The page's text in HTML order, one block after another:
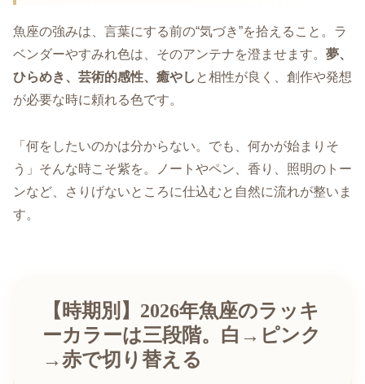
魚座の強みは、言葉にする前の“気づき”を拾えること。ラ
ベンダーやすみれ色は、そのアンテナを澄ませます。 夢、
ひらめき、芸術的感性、癒やし と相性が良く、創作や発想
が必要な時に頼れる色です。
「何をしたいのかは分からない。でも、何かが始まりそ
う」そんな時こそ紫を。ノートやペン、香り、照明のトー
ンなど、さりげないところに仕込むと自然に流れが整いま
す。
【時期別】2026年魚座のラッキ
ーカラーは三段階。白→ピンク
→赤で切り替える